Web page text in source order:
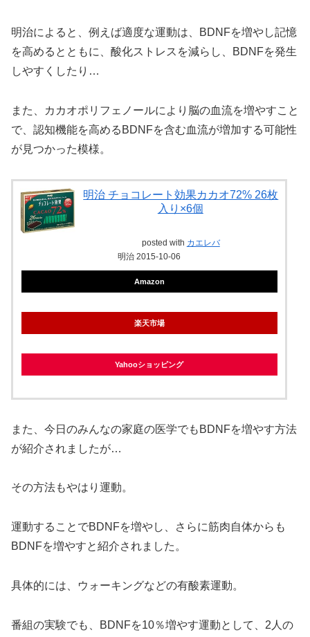
明治によると、例えば適度な運動は、BDNFを増やし記憶
を高めるとともに、酸化ストレスを減らし、BDNFを発生
しやすくしたり…
また、カカオポリフェノールにより脳の血流を増やすこと
で、認知機能を高めるBDNFを含む血流が増加する可能性
が見つかった模様。
明治 チョコレート効果カカオ72% 26枚
入り×6個
posted with カエレバ
明治 2015-10-06
Amazon
楽天市場
Yahooショッピング
また、今日のみんなの家庭の医学でもBDNFを増やす方法
が紹介されましたが…
その方法もやはり運動。
運動することでBDNFを増やし、さらに筋肉自体からも
BDNFを増やすと紹介されました。
具体的には、ウォーキングなどの有酸素運動。
番組の実験でも、BDNFを10％増やす運動として、2人の